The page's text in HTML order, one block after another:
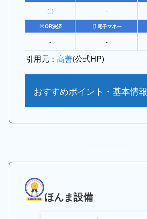
〇 ‐
QR決済 電子マネー
‐ ‐
引用元：高善(公式HP)
おすすめポイント・基本情報
ほんま設備